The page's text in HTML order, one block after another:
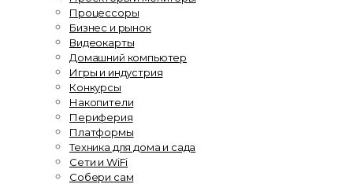
Процессоры
Бизнес и рынок
Видеокарты
Домашний компьютер
Игры и индустрия
Конкурсы
Накопители
Периферия
Платформы
Техника для дома и сада
Сети и WiFi
Собери сам